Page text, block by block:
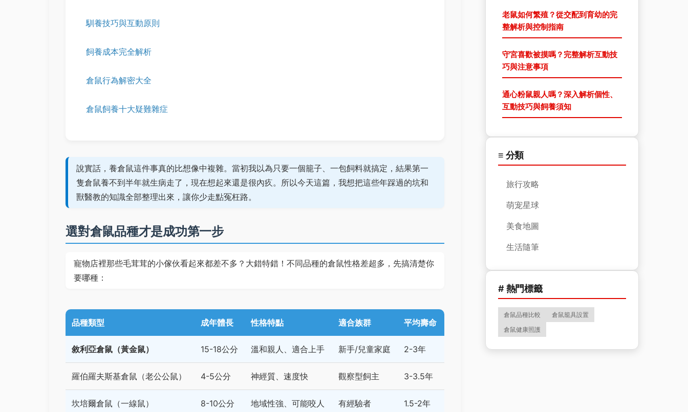
馴養技巧與互動原則
飼養成本完全解析
倉鼠行為解密大全
倉鼠飼養十大疑難雜症
說實話，養倉鼠這件事真的比想像中複雜。當初我以為只要一個籠子、一包飼料就搞定，結果第一
隻倉鼠養不到半年就生病走了，現在想起來還是很內疚。所以今天這篇，我想把這些年踩過的坑和
獸醫教的知識全部整理出來，讓你少走點冤枉路。
選對倉鼠品種才是成功第一步
寵物店裡那些毛茸茸的小傢伙看起來都差不多？大錯特錯！不同品種的倉鼠性格差超多，先搞清楚你
要哪種：
品種類型 成年體長 性格特點 適合族群 平均壽命
敘利亞倉鼠（黃金鼠） 15-18公分 溫和親人、適合上手 新手/兒童家庭 2-3年
羅伯羅夫斯基倉鼠（老公公鼠） 4-5公分 神經質、速度快 觀察型飼主 3-3.5年
坎培爾倉鼠（一線鼠） 8-10公分 地域性強、可能咬人 有經驗者 1.5-2年
老鼠如何繁殖？從交配到育幼的完
整解析與控制指南
守宮喜歡被摸嗎？完整解析互動技
巧與注意事項
通心粉鼠親人嗎？深入解析個性、
互動技巧與飼養須知
≡ 分類
旅行攻略
萌宠星球
美食地圖
生活隨筆
# 熱門標籤
倉鼠品種比較
倉鼠籠具設置
倉鼠健康照護